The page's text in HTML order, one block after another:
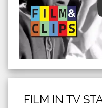
FILM IN TV